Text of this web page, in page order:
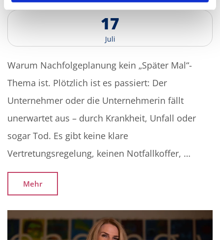
Warum Nachfolgeplanung kein „Später Mal“-
Thema ist. Plötzlich ist es passiert: Der
Unternehmer oder die Unternehmerin fällt
unerwartet aus – durch Krankheit, Unfall oder
sogar Tod. Es gibt keine klare
Vertretungsregelung, keinen Notfallkoffer, …
17
Juli
Mehr